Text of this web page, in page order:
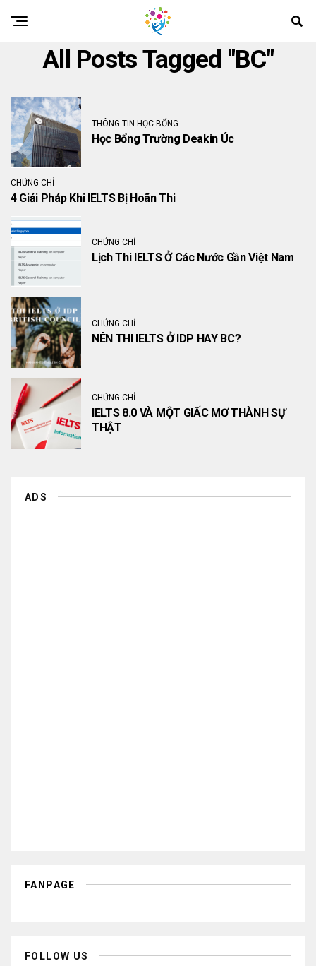
All Posts Tagged "BC"
THÔNG TIN HỌC BỔNG
Học Bổng Trường Deakin Úc
CHỨNG CHỈ
4 Giải Pháp Khi IELTS Bị Hoãn Thi
CHỨNG CHỈ
Lịch Thi IELTS Ở Các Nước Gần Việt Nam
CHỨNG CHỈ
NÊN THI IELTS Ở IDP HAY BC?
CHỨNG CHỈ
IELTS 8.0 VÀ MỘT GIẤC MƠ THÀNH SỰ
THẬT
ADS
FANPAGE
FOLLOW US